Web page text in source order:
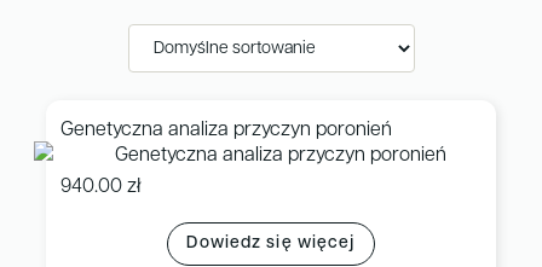
Genetyczna analiza przyczyn poronień
940.00 zł
Dowiedz się więcej